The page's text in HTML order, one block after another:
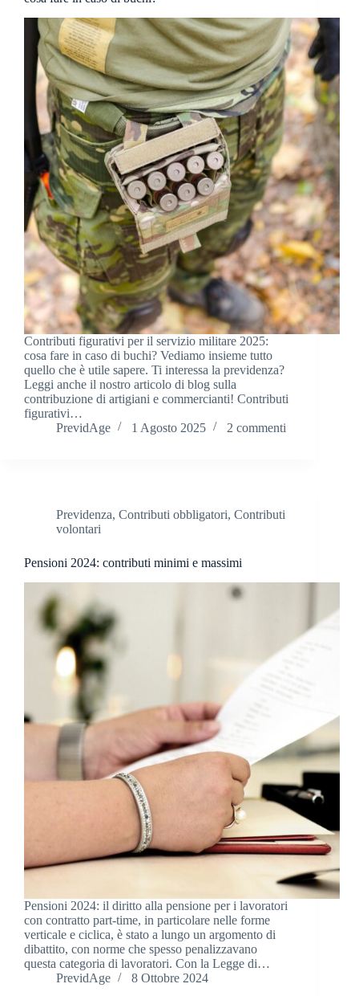
Contributi figurativi per il servizio militare 2025:
cosa fare in caso di buchi? Vediamo insieme tutto
quello che è utile sapere. Ti interessa la previdenza?
Leggi anche il nostro articolo di blog sulla
contribuzione di artigiani e commercianti! Contributi
figurativi…
PrevidAge
1 Agosto 2025 2 commenti
Previdenza, Contributi obbligatori, Contributi
volontari
Pensioni 2024: contributi minimi e massimi
Pensioni 2024: il diritto alla pensione per i lavoratori
con contratto part-time, in particolare nelle forme
verticale e ciclica, è stato a lungo un argomento di
dibattito, con norme che spesso penalizzavano
questa categoria di lavoratori. Con la Legge di…
PrevidAge
8 Ottobre 2024